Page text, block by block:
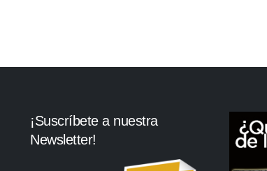
¡Suscríbete a nuestra
Newsletter!